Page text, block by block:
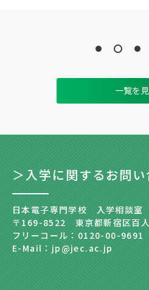
一覧を
＞入学に関するお問い
日本電子専門学校 入学相談室
〒169-8522 東京都新宿区百
フリーコール：0120-00-9691
E-Mail：jp@jec.ac.jp